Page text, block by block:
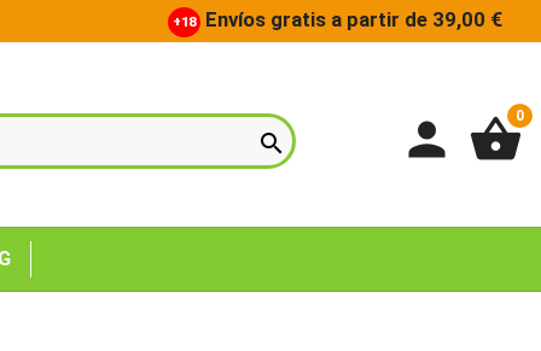
+18 Envíos gratis a partir de 39,00 €
 person shopping_basket
0